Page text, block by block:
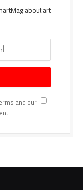
about art
By signing up, you agree to the our terms and our